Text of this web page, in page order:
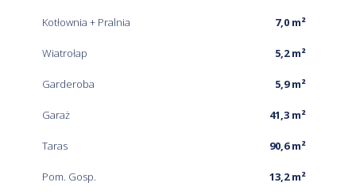
Kotłownia + Pralnia 7,0 m²
Wiatrołap 5,2 m²
Garderoba 5,9 m²
Garaż 41,3 m²
Taras 90,6 m²
Pom. Gosp. 13,2 m²